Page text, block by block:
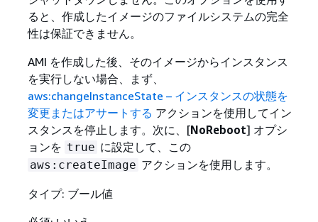
ると、作成したイメージのファイルシステムの完全
性は保証できません。
AMI を作成した後、そのイメージからインスタンス
を実行しない場合、まず、
aws:changeInstanceState – インスタンスの状態を
変更またはアサートする アクションを使用してイン
スタンスを停止します。次に、[NoReboot] オプシ
ョンを true に設定して、この
aws:createImage アクションを使用します。
タイプ: ブール値